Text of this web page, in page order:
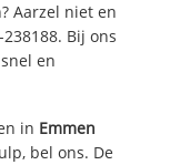
Aarzel niet en
Bij ons
en
in Emmen
bel ons. De